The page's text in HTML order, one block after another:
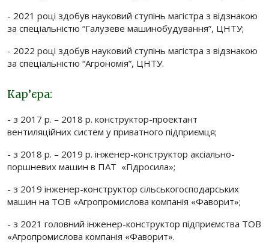
- 2021 році здобув науковий ступінь магістра з відзнакою
за спеціальністю “Галузеве машинобудування”, ЦНТУ;
- 2022 році здобув науковий ступінь магістра з відзнакою
за спеціальністю “Агрономія”, ЦНТУ.
Кар’єра:
- з 2017 р. – 2018 р. конструктор-проектант
вентиляційних систем у приватного підприємця;
- з 2018 р. – 2019 р. інженер-конструктор аксіально-
поршневих машин в ПАТ «Гідросила»;
- з 2019 інженер-конструктор сільськогосподарських
машин на ТОВ «Агропромислова компанія «Фаворит»;
- з 2021 головний інженер-конструктор підприємства ТОВ
«Агропромислова компанія «Фаворит».